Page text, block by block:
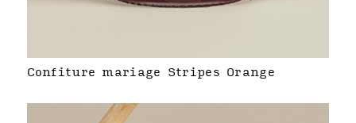
Confiture mariage Stripes Orange